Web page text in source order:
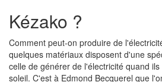
Kézako ?
Comment peut-on produire de
quelques matériaux disposent d'une
celle de générer de l'électricité quand
soleil. C'est à Edmond Becquerel que